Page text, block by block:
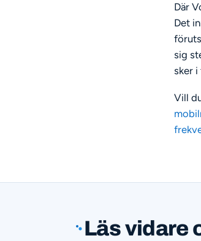
Där
Det
sig
sker i
Vill
Läs vidare